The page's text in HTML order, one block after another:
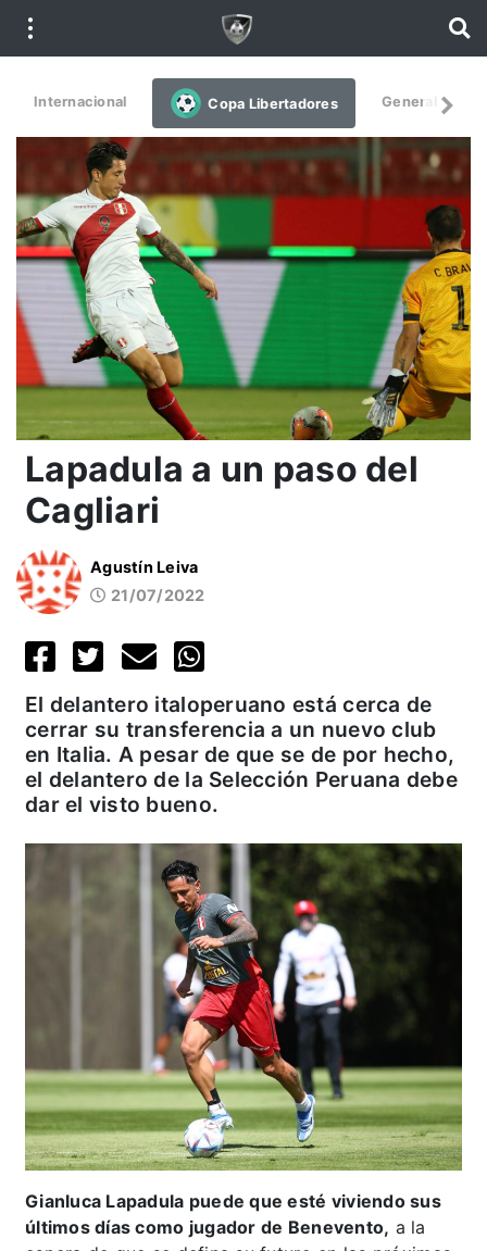
Internacional Copa Libertadores General
Lapadula a un paso del
Cagliari
Agustín Leiva
21/07/2022
El delantero italoperuano está cerca de
cerrar su transferencia a un nuevo club
en Italia. A pesar de que se de por hecho,
el delantero de la Selección Peruana debe
dar el visto bueno.
Gianluca Lapadula puede que esté viviendo sus
últimos días como jugador de Benevento, a la